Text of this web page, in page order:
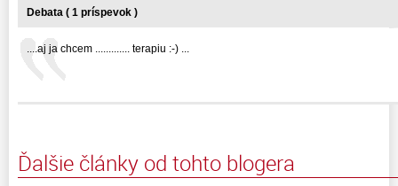
Debata ( 1 príspevok )
....aj ja chcem ............. terapiu :-) ...
Ďalšie články od tohto blogera